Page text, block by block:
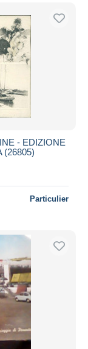
- EDIZIONE
(26805)
Particulier